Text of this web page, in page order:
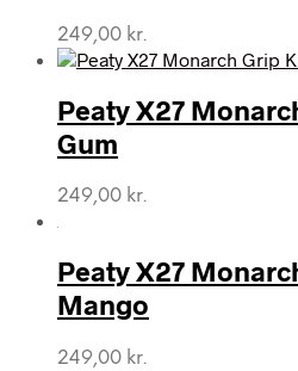
249,00 kr.
Peaty X27
Gum
249,00 kr.
Peaty X27
Mango
249,00 kr.